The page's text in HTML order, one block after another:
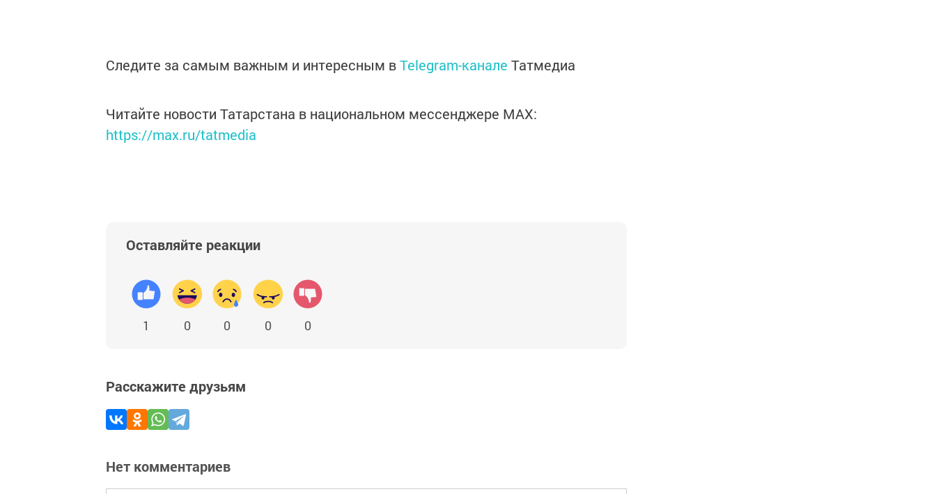
Следите за самым важным и интересным вTelegram-канале Татмедиа
Читайте новости Татарстана в национальном мессенджере MАХ:
https://max.ru/tatmedia
Оставляйте реакции
1 0 0 0 0
Расскажите друзьям
Нет комментариев